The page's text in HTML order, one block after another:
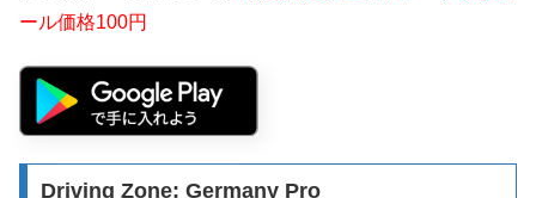
ール価格100円
Driving Zone: Germany Pro